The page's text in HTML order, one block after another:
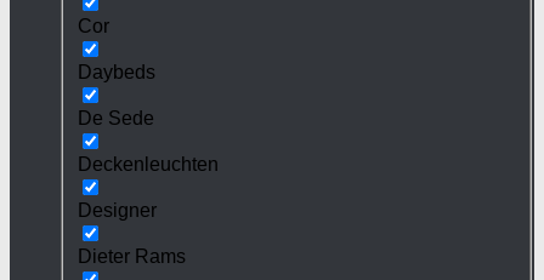
Cor
Daybeds
De Sede
Deckenleuchten
Designer
Dieter Rams